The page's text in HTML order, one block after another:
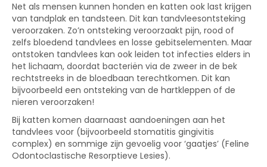
Net als mensen kunnen honden en katten ook last krijgen
van tandplak en tandsteen. Dit kan tandvleesontsteking
veroorzaken. Zo’n ontsteking veroorzaakt pijn, rood of
zelfs bloedend tandvlees en losse gebitselementen. Maar
ontstoken tandvlees kan ook leiden tot infecties elders in
het lichaam, doordat bacteriën via de zweer in de bek
rechtstreeks in de bloedbaan terechtkomen. Dit kan
bijvoorbeeld een ontsteking van de hartkleppen of de
nieren veroorzaken!
Bij katten komen daarnaast aandoeningen aan het
tandvlees voor (bijvoorbeeld stomatitis gingivitis
complex) en sommige zijn gevoelig voor ‘gaatjes’ (Feline
Odontoclastische Resorptieve Lesies).